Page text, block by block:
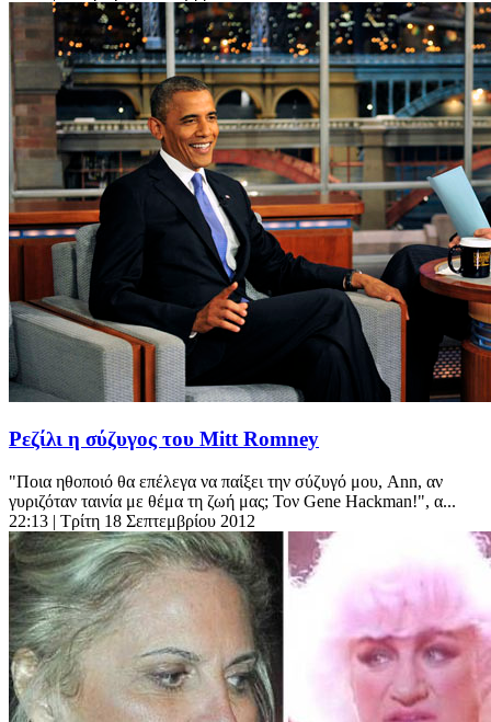
Ρεζίλι η σύζυγος του Mitt Romney
"Ποια ηθοποιό θα επέλεγα να παίξει την σύζυγό μου, Ann, αν
γυριζόταν ταινία με θέμα τη ζωή μας; Τον Gene Hackman!", α...
22:13 | Τρίτη 18 Σεπτεμβρίου 2012